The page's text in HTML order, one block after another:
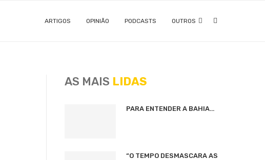
ARTIGOS OPINIÃO PODCASTS OUTROS
AS MAIS LIDAS
PARA ENTENDER A BAHIA…
“O TEMPO DESMASCARA AS